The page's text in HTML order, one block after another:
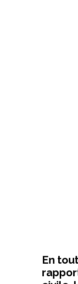
En